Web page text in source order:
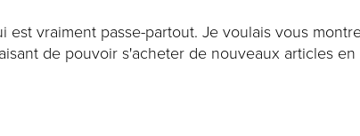
vraiment passe-partout. Je voulais vous
de pouvoir s'acheter de nouveaux articles en